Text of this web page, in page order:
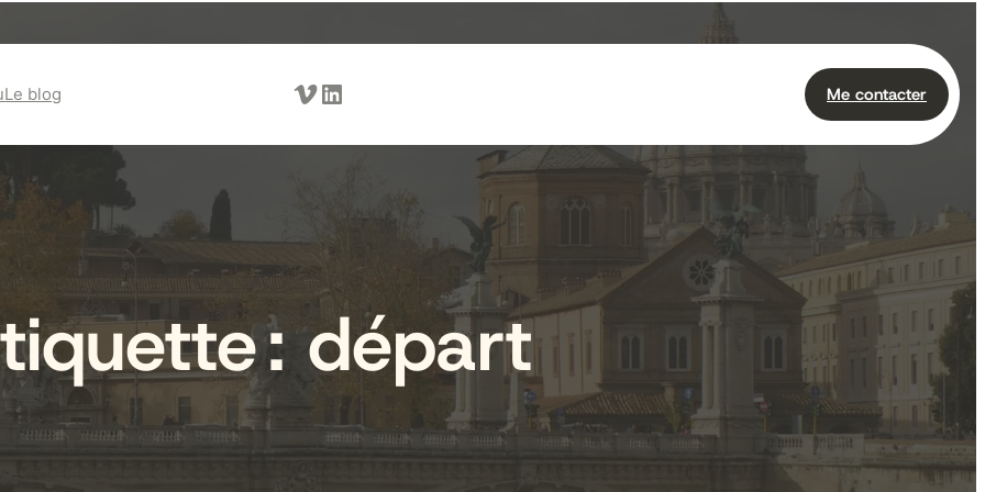
Le blog Vimeo LinkedIn Me contacter
:départ